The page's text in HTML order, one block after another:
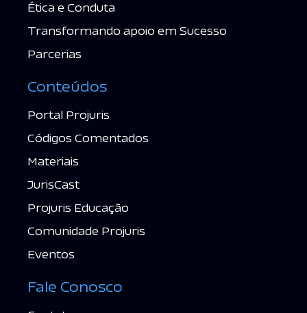
Ética e Conduta
Transformando apoio em Sucesso
Parcerias
Conteúdos
Portal Projuris
Códigos Comentados
Materiais
JurisCast
Projuris Educação
Comunidade Projuris
Eventos
Fale Conosco